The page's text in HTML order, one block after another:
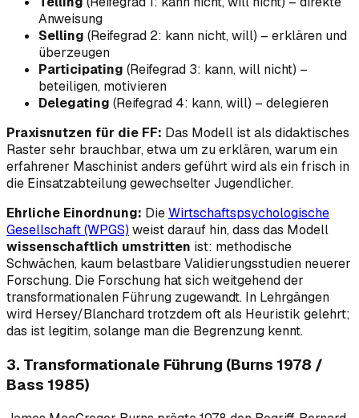
Anweisung
Selling (Reifegrad 2: kann nicht, will) – erklären und
überzeugen
Participating (Reifegrad 3: kann, will nicht) –
beteiligen, motivieren
Delegating (Reifegrad 4: kann, will) – delegieren
Praxisnutzen für die FF: Das Modell ist als didaktisches
Raster sehr brauchbar, etwa um zu erklären, warum ein
erfahrener Maschinistanders geführt wird als ein frisch in
die Einsatzabteilung gewechselter Jugendlicher.
Ehrliche Einordnung: DieWirtschaftspsychologische
Gesellschaft (WPGS) weist darauf hin, dass das Modell
wissenschaftlich umstritten ist: methodische
Schwächen, kaum belastbare Validierungsstudien neuerer
Forschung. Die Forschung hat sich weitgehend der
transformationalen Führung zugewandt. In Lehrgängen
wird Hersey/Blanchard trotzdem oft als Heuristik gelehrt;
das ist legitim, solange man die Begrenzung kennt.
3. Transformationale Führung (Burns 1978 /
Bass 1985)